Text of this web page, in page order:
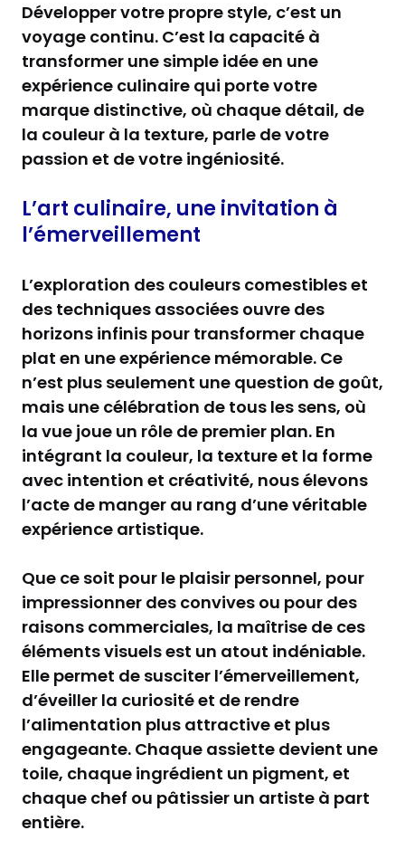
Développer votre propre style, c’est un
voyage continu. C’est la capacité à
transformer une simple idée en une
expérience culinaire qui porte votre
marque distinctive, où chaque détail, de
la couleur à la texture, parle de votre
passion et de votre ingéniosité.
L’art culinaire, une invitation à
l’émerveillement
L’exploration des couleurs comestibles et
des techniques associées ouvre des
horizons infinis pour transformer chaque
plat en une expérience mémorable. Ce
n’est plus seulement une question de goût,
mais une célébration de tous les sens, où
la vue joue un rôle de premier plan. En
intégrant la couleur, la texture et la forme
avec intention et créativité, nous élevons
l’acte de manger au rang d’une véritable
expérience artistique.
Que ce soit pour le plaisir personnel, pour
impressionner des convives ou pour des
raisons commerciales, la maîtrise de ces
éléments visuels est un atout indéniable.
Elle permet de susciter l’émerveillement,
d’éveiller la curiosité et de rendre
l’alimentation plus attractive et plus
engageante. Chaque assiette devient une
toile, chaque ingrédient un pigment, et
chaque chef ou pâtissier un artiste à part
entière.